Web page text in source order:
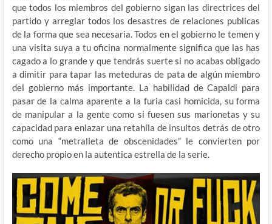
que todos los miembros del gobierno sigan las directrices del
partido y arreglar todos los desastres de relaciones publicas
de la forma que sea necesaria. Todos en el gobierno le temen y
una visita suya a tu oficina normalmente significa que las has
cagado a lo grande y que tendrás suerte si no acabas obligado
a dimitir para tapar las meteduras de pata de algún miembro
del gobierno más importante. La habilidad de Capaldi para
pasar de la calma aparente a la furia casi homicida, su forma
de manipular a la gente como si fuesen sus marionetas y su
capacidad para enlazar una retahíla de insultos detrás de otro
como una “metralleta de obscenidades” le convierten por
derecho propio en la autentica estrella de la serie.